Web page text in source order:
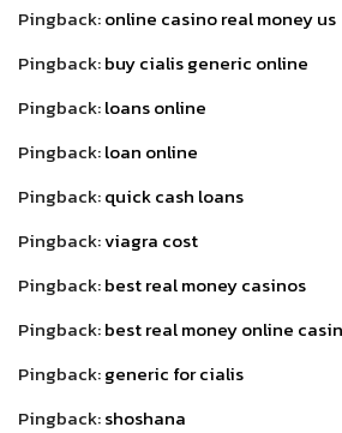
Pingback:online casino real money us
Pingback:buy cialis generic online
Pingback:loans online
Pingback:loan online
Pingback:quick cash loans
Pingback:viagra cost
Pingback:best real money casinos
Pingback:best real money online
Pingback:generic for cialis
Pingback:shoshana